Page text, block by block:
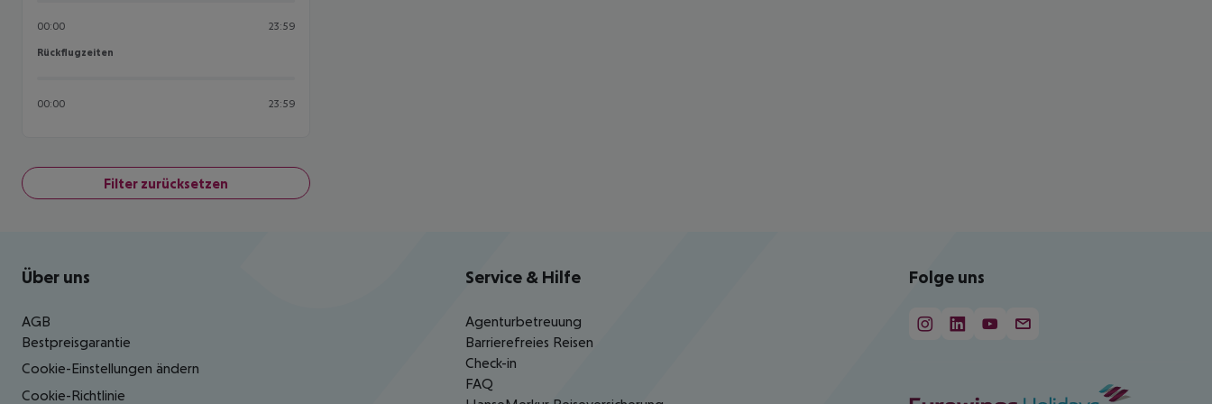
00:00 23:59
Rückflugzeiten
Rückflugzeiten
00:00 23:59
Filter zurücksetzen
Footer navigation
Über uns
AGB
Bestpreisgarantie
Cookie-Einstellungen ändern
Cookie-Richtlinie
Service & Hilfe
Agenturbetreuung
Barrierefreies Reisen
Check-in
FAQ
Folge uns